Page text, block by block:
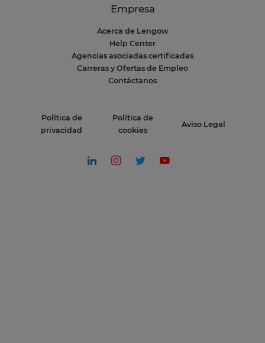
Empresa
Acerca de Lengow
Help Center
Agencias asociadas certificadas
Carreras y Ofertas de Empleo
Contáctanos
Política de
privacidad
Política de
cookies
Aviso Legal